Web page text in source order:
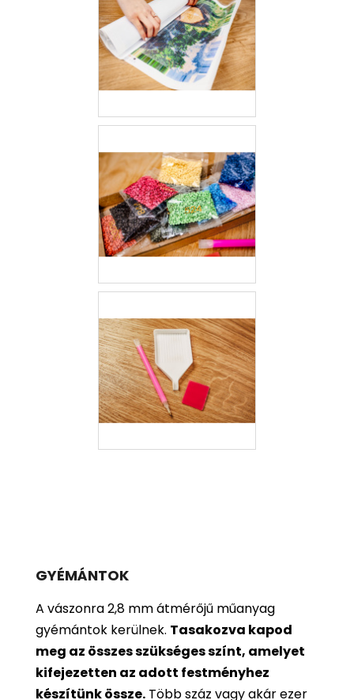
GYÉMÁNTOK
A vászonra 2,8 mm átmérőjű műanyag
gyémántok kerülnek. Tasakozva kapod
meg az összes szükséges színt, amelyet
kifejezetten az adott festményhez
készítünk össze. Több száz vagy akár ezer